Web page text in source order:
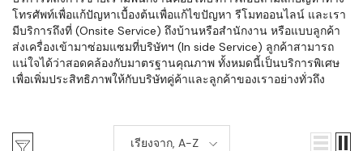
โทรศัพท์เพื่อแก้ปัญหาเบื้องต้นเพื่อแก้ไขปัญหา รีโมทออนไลน์ และเรา
มีบริการถึงที่ (Onsite Service) ถึงบ้านหรือสำนักงาน หรือแบบลูกค้า
ส่งเครื่องเข้ามาซ่อมแซมที่บริษัทฯ (In side Service) ลูกค้าสามารถ
แน่ใจได้ว่าสอดคล้องกับมาตรฐานคุณภาพ ทั้งหมดนี้เป็นบริการพิเศษ
เพื่อเพิ่มประสิทธิภาพให้กับบริษัทคู่ค้าและลูกค้าของเราอย่างทั่วถึง
เรียงจาก, A-Z